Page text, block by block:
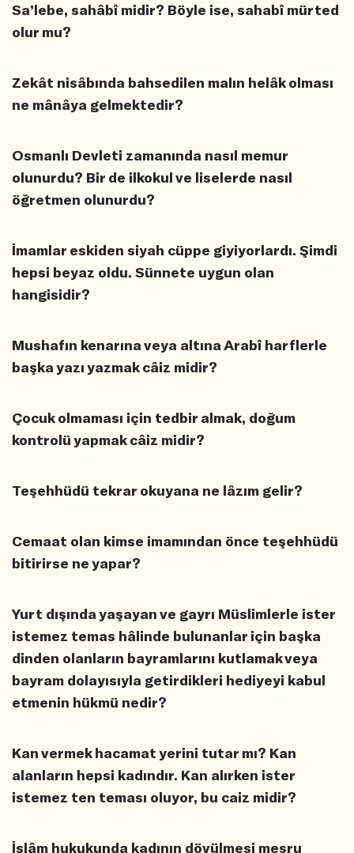
Sa’lebe, sahâbî midir? Böyle ise, sahabî mürted
olur mu?
Zekât nisâbında bahsedilen malın helâk olması
ne mânâya gelmektedir?
Osmanlı Devleti zamanında nasıl memur
olunurdu? Bir de ilkokul ve liselerde nasıl
öğretmen olunurdu?
İmamlar eskiden siyah cüppe giyiyorlardı. Şimdi
hepsi beyaz oldu. Sünnete uygun olan
hangisidir?
Mushafın kenarına veya altına Arabî harflerle
başka yazı yazmak câiz midir?
Çocuk olmaması için tedbir almak, doğum
kontrolü yapmak câiz midir?
Teşehhüdü tekrar okuyana ne lâzım gelir?
Cemaat olan kimse imamından önce teşehhüdü
bitirirse ne yapar?
Yurt dışında yaşayan ve gayrı Müslimlerle ister
istemez temas hâlinde bulunanlar için başka
dinden olanların bayramlarını kutlamak veya
bayram dolayısıyla getirdikleri hediyeyi kabul
etmenin hükmü nedir?
Kan vermek hacamat yerini tutar mı? Kan
alanların hepsi kadındır. Kan alırken ister
istemez ten teması oluyor, bu caiz midir?
İslâm hukukunda kadının dövülmesi meşru